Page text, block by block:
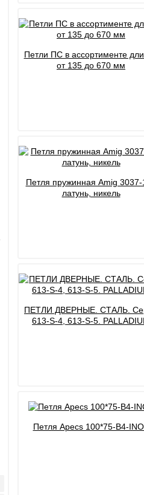
Петли ПС в ассортименте
от 135 до 670 мм
Петля пружинная Amig 3037-
латунь, никель
ПЕТЛИ ДВЕРНЫЕ. СТАЛЬ.
613-S-4, 613-S-5.
Петля Apecs 100*75-B4-